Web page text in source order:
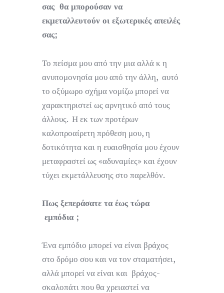
σας θα μπορούσαν να
εκμεταλλευτούν οι εξωτερικές απειλές
σας;
Το πείσμα μου από την μια αλλά κ η
ανυπομονησία μου από την άλλη, αυτό
το οξύμωρο σχήμα νομίζω μπορεί να
χαρακτηριστεί ως αρνητικό από τους
άλλους. Η εκ των προτέρων
καλοπροαίρετη πρόθεση μου, η
δοτικότητα και η ευαισθησία μου έχουν
μεταφραστεί ως «αδυναμίες» και έχουν
τύχει εκμετάλλευσης στο παρελθόν.
Πως ξεπεράσατε τα έως τώρα
εμπόδια ;
Ένα εμπόδιο μπορεί να είναι βράχος
στο δρόμο σου και να τον σταματήσει,
αλλά μπορεί να είναι και βράχος-
σκαλοπάτι που θα χρειαστεί να